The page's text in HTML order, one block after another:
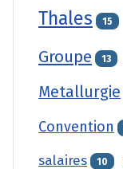
Thales 15
Groupe 13
Metallurgie
Convention
salaires 10